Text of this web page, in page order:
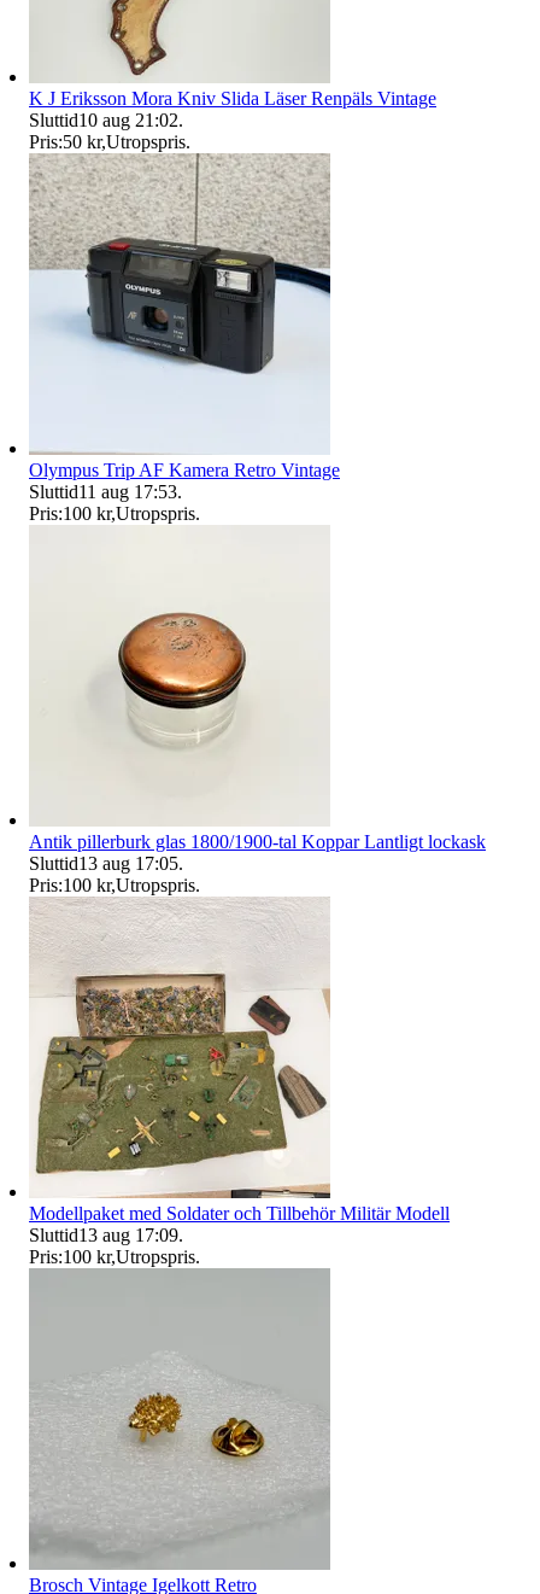
K J Eriksson Mora Kniv Slida Läser Renpäls Vintage
Sluttid10 aug 21:02.
Pris:50 kr,Utropspris.
Olympus Trip AF Kamera Retro Vintage
Sluttid11 aug 17:53.
Pris:100 kr,Utropspris.
Antik pillerburk glas 1800/1900-tal Koppar Lantligt lockask
Sluttid13 aug 17:05.
Pris:100 kr,Utropspris.
Modellpaket med Soldater och Tillbehör Militär Modell
Sluttid13 aug 17:09.
Pris:100 kr,Utropspris.
Brosch Vintage Igelkott Retro